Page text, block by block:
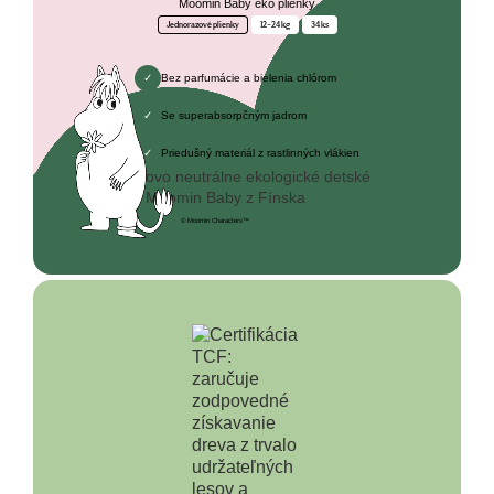
Moomin Baby eko plienky
Jednorazové plienky 12–24 kg 34 ks
Bez parfumácie a bielenia chlórom
Se superabsorpčným jadrom
Priedušný materiál z rastlinných vlákien
© Moomin Characters™